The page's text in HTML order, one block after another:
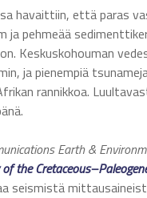
havaittiin, että paras
ja pehmeää
Keskuskohouman
ja pienempiä
rannikkoa.
Earth &
the
seismistä